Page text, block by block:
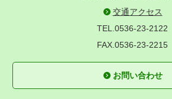
交通アクセス
TEL.0536-23-2122
FAX.0536-23-2215
お問い合わせ